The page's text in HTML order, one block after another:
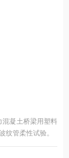
凝土桥梁用塑料
纹管柔性试验。